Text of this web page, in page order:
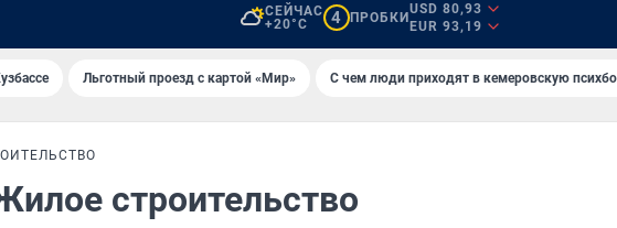
СЕЙЧАС
+20°C
4 ПРОБКИ
USD 80,93
EUR 93,19
Льготный проезд с картой «Мир» С чем люди приходят в кемеровскую
строительство